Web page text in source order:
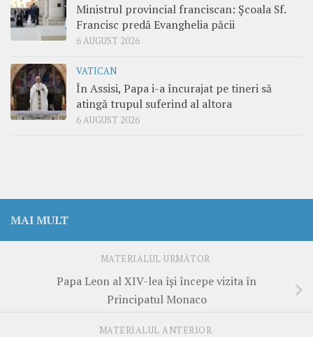
Ministrul provincial franciscan: Școala Sf.
Francisc predă Evanghelia păcii
6 AUGUST 2026
VATICAN
În Assisi, Papa i-a încurajat pe tineri să
atingă trupul suferind al altora
6 AUGUST 2026
MAI MULT
MATERIALUL URMĂTOR
Papa Leon al XIV-lea își începe vizita în
Principatul Monaco
MATERIALUL ANTERIOR